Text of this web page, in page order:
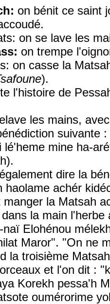
on bénit ce saint
on se lave les
on trempe
on casse la
).
l'histoire de
les mains,
suivante
lé'heme mine ha-
dire la
haolame achér
la Matsah
la main
naï Elohénou
Maror". "On ne
la troisième
et l'on dit :
Korekh pessa'h
oumérorime